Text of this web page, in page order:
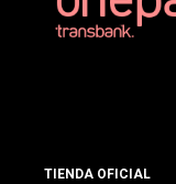
TIENDA OFICIAL